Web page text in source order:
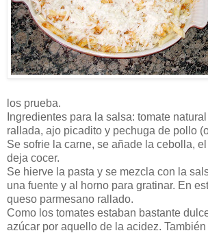
los prueba.
Ingredientes para la salsa: tomate
rallada, ajo picadito y pechuga de pollo
Se sofrie la carne, se añade la cebolla,
deja cocer.
Se hierve la pasta y se mezcla con la
una fuente y al horno para gratinar. En
queso parmesano rallado.
Como los tomates estaban bastante
azúcar por aquello de la acidez.